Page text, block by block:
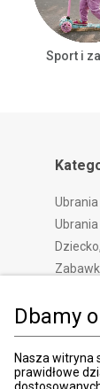
Dbamy
Nasza witryna
prawidłowe
Sport i
Dom i
Porady